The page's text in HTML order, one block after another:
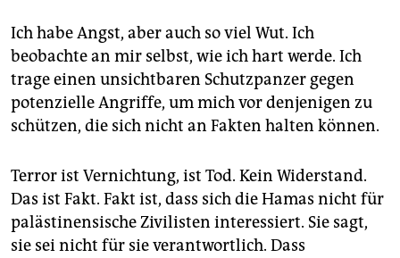
Ich habe Angst, aber auch so viel Wut. Ich
beobachte an mir selbst, wie ich hart werde. Ich
trage einen unsichtbaren Schutzpanzer gegen
potenzielle Angriffe, um mich vor denjenigen zu
schützen, die sich nicht an Fakten halten können.
Terror ist Vernichtung, ist Tod. Kein Widerstand.
Das ist Fakt. Fakt ist, dass sich die Hamas nicht für
palästinensische Zivilisten interessiert. Sie sagt,
sie sei nicht für sie verantwortlich. Dass